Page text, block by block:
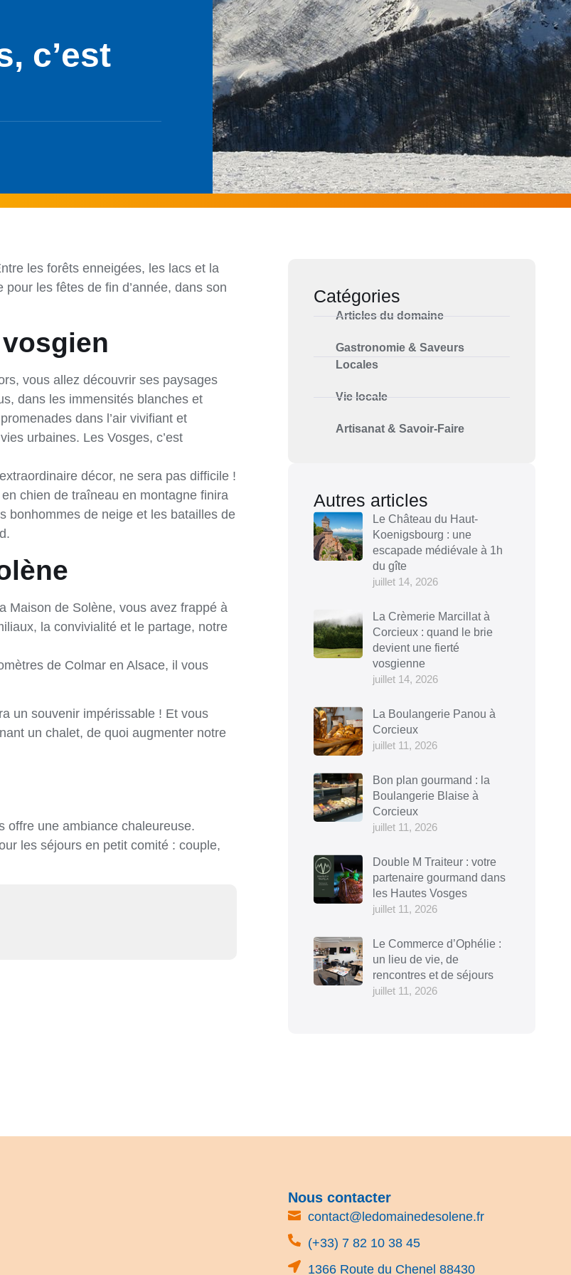
c’est
les forêts enneigées, les lacs et la
les fêtes de fin d’année, dans son
vosgien
vous allez découvrir ses paysages
dans les immensités blanches et
dans l’air vivifiant et
urbaines. Les Vosges, c’est
décor, ne sera pas difficile !
chien de traîneau en montagne finira
bonhommes de neige et les batailles de
Maison de Solène, vous avez frappé à
la convivialité et le partage, notre
de Colmar en Alsace, il vous
un souvenir impérissable ! Et vous
un chalet, de quoi augmenter notre
offre une ambiance chaleureuse.
les séjours en petit comité : couple,
Catégories
Articles du domaine
Gastronomie & Saveurs
Locales
Vie locale
Artisanat & Savoir-Faire
Autres articles
Le Château du Haut-
Koenigsbourg : une
escapade médiévale à 1h
du gîte
juillet 14, 2026
La Crèmerie Marcillat à
Corcieux : quand le brie
devient une fierté
vosgienne
juillet 14, 2026
La Boulangerie Panou à
Corcieux
juillet 11, 2026
Bon plan gourmand : la
Boulangerie Blaise à
Corcieux
juillet 11, 2026
Double M Traiteur : votre
partenaire gourmand dans
les Hautes Vosges
juillet 11, 2026
Le Commerce d’Ophélie :
un lieu de vie, de
rencontres et de séjours
juillet 11, 2026
Nous contacter
contact@ledomainedesolene.fr
(+33) 7 82 10 38 45
1366 Route du Chenel 88430